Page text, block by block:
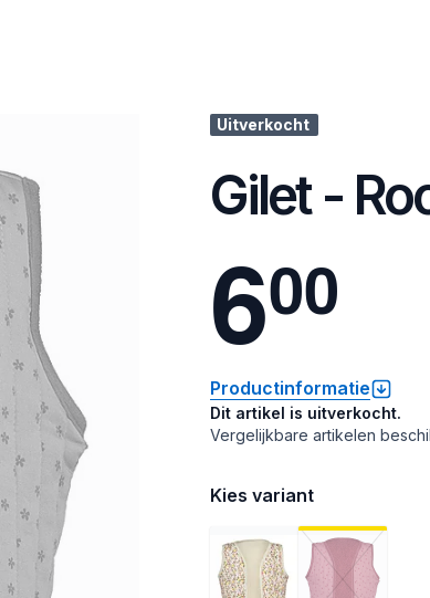
Uitverkocht
Gilet -
600
Productinformatie
Dit artikel is uitverkocht.
Vergelijkbare artikelen
Kies variant